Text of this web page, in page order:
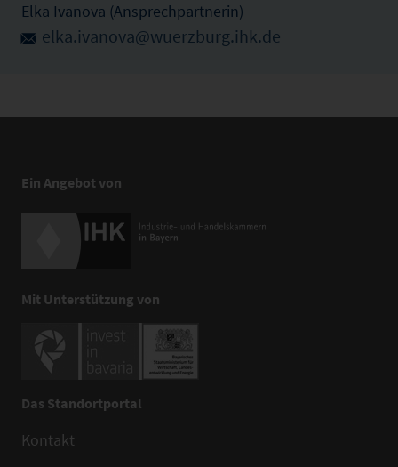
Elka Ivanova (Ansprechpartnerin)
elka.ivanova@wuerzburg.ihk.de
Ein Angebot von
Mit Unterstützung von
Das Standortportal
Kontakt